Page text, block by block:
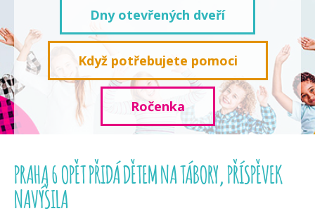
Dny otevřených dveří
Když potřebujete pomoci
Ročenka
PRAHA 6 OPĚT PŘIDÁ DĚTEM NA TÁBORY, PŘÍSPĚVEK
NAVÝŠILA